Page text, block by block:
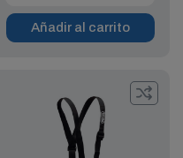
Añadir al carrito